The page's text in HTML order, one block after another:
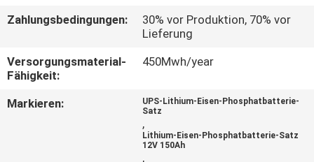
VERBINDUNG
FORDERN
SIE
Zahlungsbedingungen:
30% vor Produktion, 70% vor
Lieferung
Versorgungsmaterial-
Fähigkeit:
450Mwh/year
Markieren:
UPS-Lithium-Eisen-Phosphatbatterie-
Satz
,
Lithium-Eisen-Phosphatbatterie-Satz
12V 150Ah
,